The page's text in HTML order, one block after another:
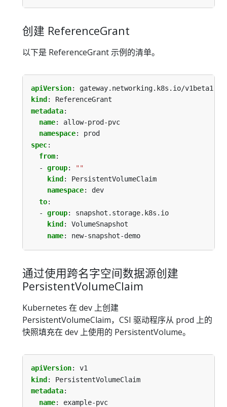
创建 ReferenceGrant
以下是 ReferenceGrant 示例的清单。
apiVersion:
gateway.networking.k8s.io/v1beta1
kind :
ReferenceGrant
metadata:
name:
allow-prod-pvc
namespace:
prod
spec:
from:
- group:
""
kind :
PersistentVolumeClaim
namespace:
dev
to:
- group:
snapshot.storage.k8s.io
kind :
VolumeSnapshot
name: new-snapshot-demo
通过使用跨名字空间数据源创建
PersistentVolumeClaim
Kubernetes 在 dev 上创建
PersistentVolumeClaim，CSI 驱动程序从 prod 上的
快照填充在 dev 上使用的 PersistentVolume。
apiVersion:
v1
kind :
PersistentVolumeClaim
metadata:
name:
example-pvc